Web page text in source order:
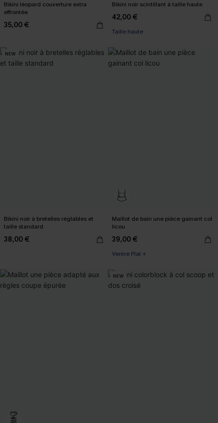
Bikini léopard couverture extra
effrontée
35,00 €
Bikini noir scintillant à taille haute
42,00 €
Taille haute
NEW
Bikini noir à bretelles réglables et
taille standard
38,00 €
Maillot de bain une pièce gainant col
licou
39,00 €
Ventre Plat +
NEW